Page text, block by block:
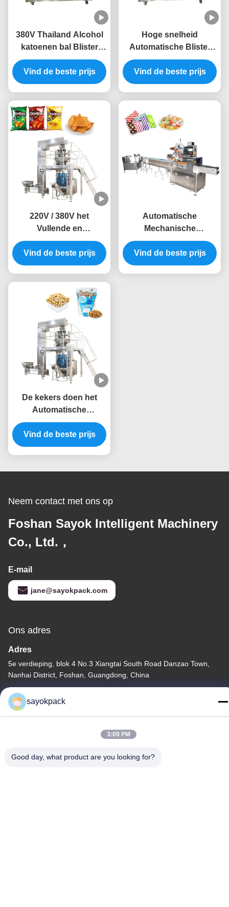
380V Thailand Alcohol
katoenen bal Blister
verpakkingsmachine
platte plaat type
Vind de beste prijs
Hoge snelheid
Automatische Blister
Packing Machine Tablet
Blister Machine 220v
Vind de beste prijs
220V / 380V het
Vullende en
Verzegelende
Zaksuikergoed van
verticale Automatische
Vind de beste prijs
Automatische
Mechanische
Suikergoed Individuele
Verpakkende Machine
2.5kw
Vind de beste prijs
De kekers doen het
Automatische
Verpakkingsmachines
5.5KW het Wegen
Vullen en het
Vind de beste prijs
Neem contact met ons op
Foshan Sayok Intelligent Machinery
Co., Ltd.，
E-mail
jane@sayokpack.com
Ons adres
Adres
5e verdieping, blok 4 No.3 Xiangtai South Road Danzao Town,
Nanhai District, Foshan, Guangdong, China
Tel
86-757-8660-5060
sayokpack
3:09 PM
Good day, what product are you looking for?